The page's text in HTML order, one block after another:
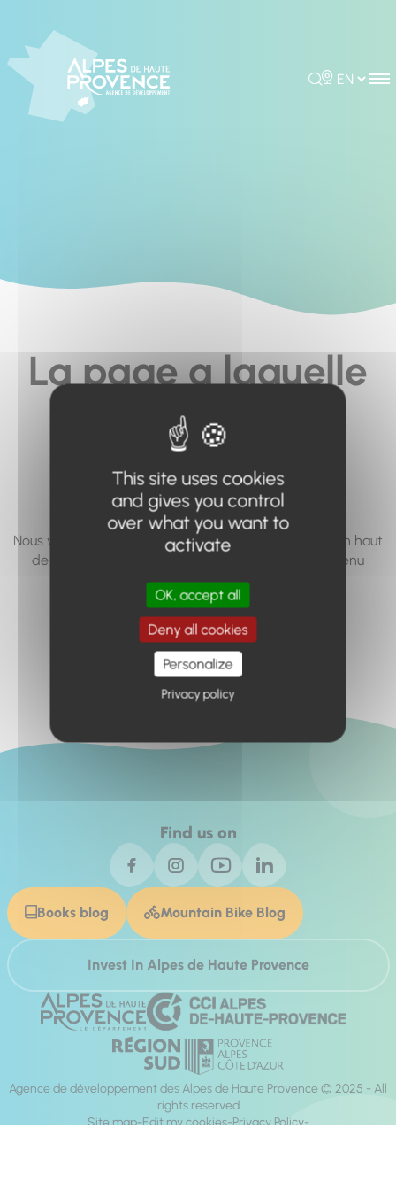
Rechercher
Choisir la
La page a laquelle
vous cherchez à
accéder n'existe
pas... ou plus.
Nous vous invitons à utiliser le moteur de recherche en haut
de page, ou à utiliser le menu pour trouver le contenu
recherché.
Retour à l'accueil
Find us on
Books blog Mountain Bike Blog
Invest In Alpes de Haute Provence
Agence de développement des Alpes de Haute Provence © 2025 - All
rights reserved
Site map Edit my cookies Privacy Policy
This site uses cookies
and gives you control
over what you want to
activate
OK, accept all
Deny all cookies
Personalize
Privacy policy